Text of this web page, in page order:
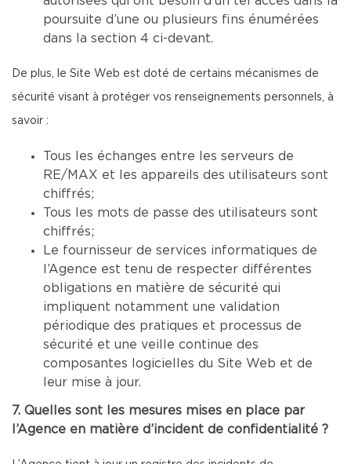
poursuite d’une ou plusieurs fins énumérées
dans la section 4 ci-devant.
De plus, le Site Web est doté de certains mécanismes de
sécurité visant à protéger vos renseignements personnels, à
savoir :
Tous les échanges entre les serveurs de
RE/MAX et les appareils des utilisateurs sont
chiffrés;
Tous les mots de passe des utilisateurs sont
chiffrés;
Le fournisseur de services informatiques de
l’Agence est tenu de respecter différentes
obligations en matière de sécurité qui
impliquent notamment une validation
périodique des pratiques et processus de
sécurité et une veille continue des
composantes logicielles du Site Web et de
leur mise à jour.
7. Quelles sont les mesures mises en place par
l’Agence en matière d’incident de confidentialité ?